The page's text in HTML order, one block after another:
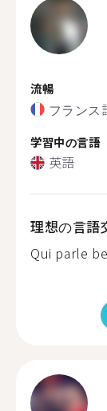
流暢
フランス
学習中の言語
英語
理想の言語
Qui parle